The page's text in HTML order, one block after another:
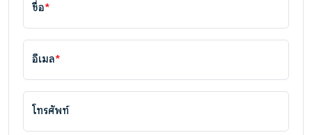
ชื่อ*
อีเมล*
โทรศัพท์